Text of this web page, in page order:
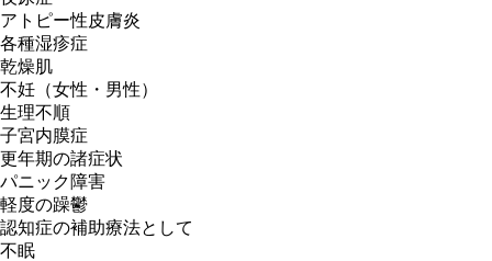
アトピー性皮膚炎
各種湿疹症
乾燥肌
不妊（女性・男性）
生理不順
子宮内膜症
更年期の諸症状
パニック障害
軽度の躁鬱
認知症の補助療法として
不眠